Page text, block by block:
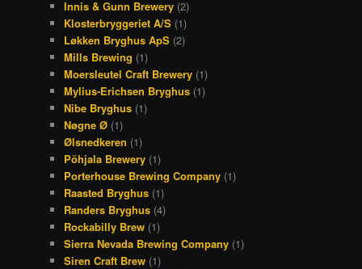
Innis & Gunn Brewery (2)
Klosterbryggeriet A/S (1)
Løkken Bryghus ApS (2)
Mills Brewing (1)
Moersleutel Craft Brewery (1)
Mylius-Erichsen Bryghus (1)
Nibe Bryghus (1)
Nøgne Ø (1)
Ølsnedkeren (1)
Põhjala Brewery (1)
Porterhouse Brewing Company (1)
Raasted Bryghus (1)
Randers Bryghus (4)
Rockabilly Brew (1)
Sierra Nevada Brewing Company (1)
Siren Craft Brew (1)